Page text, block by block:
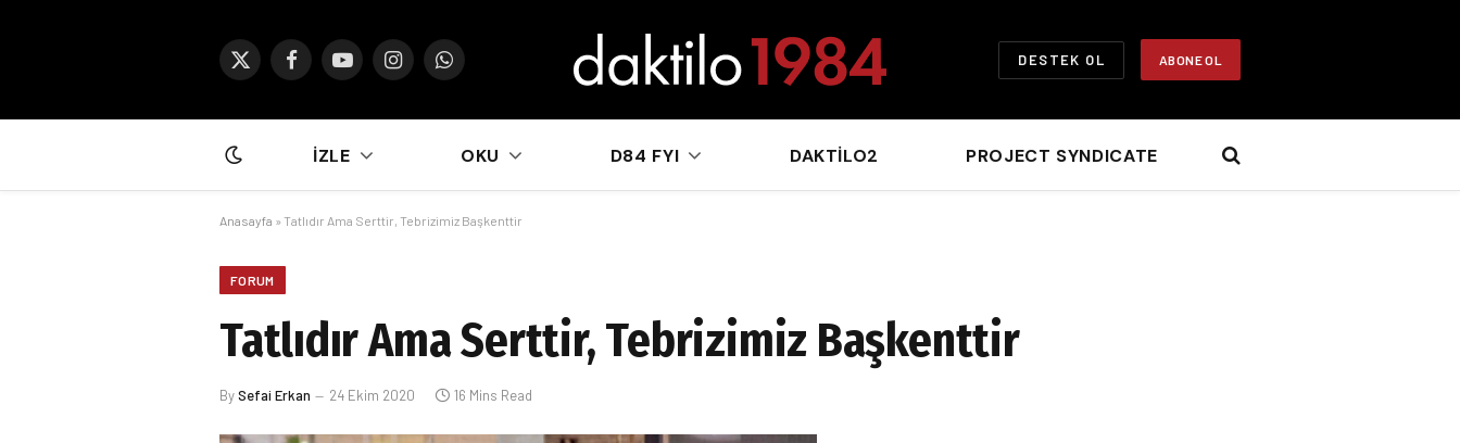
X
FacebookYouTubeInstagramWhatsApp
DESTEK OL ABONE OL
İZLE OKU D84 FYI DAKTILO2 PROJECT SYNDICATE
Anasayfa » Tatlıdır Ama Serttir, Tebrizimiz Başkenttir
FORUM
Tatlıdır Ama Serttir, Tebrizimiz Başkenttir
BySefai Erkan 24 Ekim 2020 16 Mins Read